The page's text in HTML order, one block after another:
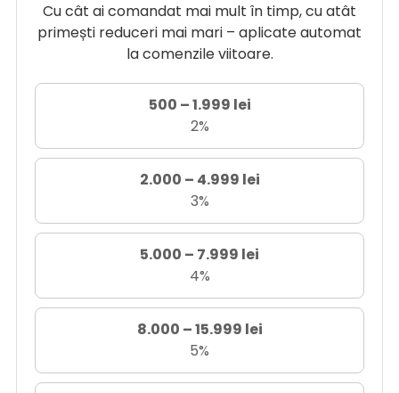
Cu cât ai comandat mai mult în timp, cu atât
primești reduceri mai mari – aplicate automat
la comenzile viitoare.
500 – 1.999 lei
2%
2.000 – 4.999 lei
3%
5.000 – 7.999 lei
4%
8.000 – 15.999 lei
5%